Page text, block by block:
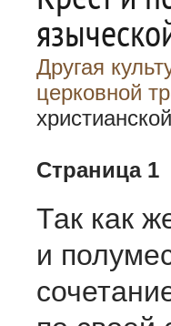
Другая
церковной
Страница 1
Так как
и